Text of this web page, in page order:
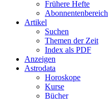
Frühere Hefte
Abonnentenbereich
Artikel
Suchen
Themen der Zeit
Index als PDF
Anzeigen
Astrodata
Horoskope
Kurse
Bücher